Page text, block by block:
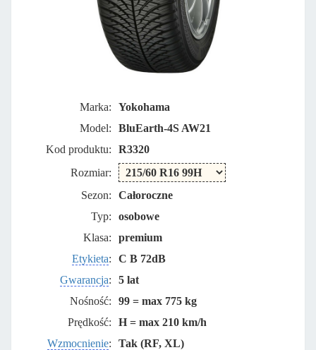
Marka:
Yokohama
Model:
BluEarth-4S AW21
Kod produktu:
R3320
Rozmiar:
Sezon:
Całoroczne
Typ:
osobowe
Klasa:
premium
Etykieta:
C B 72dB
Gwarancja:
5 lat
Nośność:
99 = max 775 kg
Prędkość:
H = max 210 km/h
Wzmocnienie:
Tak (RF, XL)